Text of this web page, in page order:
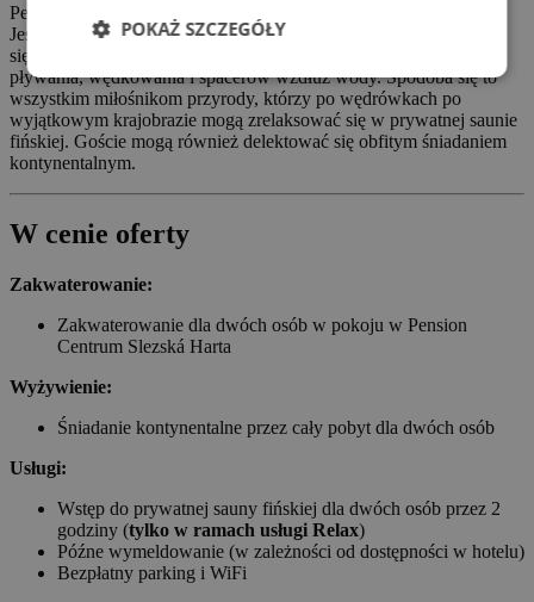
Pensjonat Centrum Slezská Harta położony jest u podnóża
Jesioników, w miejscowości Rázová. W pobliżu obiektu znajduje
się zbiornik wodny Slezská Harta, który przyciąga miłośników
pływania, wędkowania i spacerów wzdłuż wody. Spodoba się to
wszystkim miłośnikom przyrody, którzy po wędrówkach po
wyjątkowym krajobrazie mogą zrelaksować się w prywatnej saunie
fińskiej. Goście mogą również delektować się obfitym śniadaniem
kontynentalnym.
W cenie oferty
Zakwaterowanie:
Zakwaterowanie dla dwóch osób w pokoju w Pension
Centrum Slezská Harta
Wyżywienie:
Śniadanie kontynentalne przez cały pobyt dla dwóch osób
Usługi:
Wstęp do prywatnej sauny fińskiej dla dwóch osób przez 2
godziny (tylko w ramach usługi Relax)
Późne wymeldowanie (w zależności od dostępności w hotelu)
Bezpłatny parking i WiFi
POKAŻ SZCZEGÓŁY